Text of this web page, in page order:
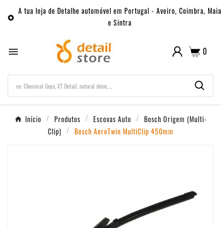

A tua loja de Detalhe automóvel em Portugal - Aveiro, Coimbra, Maia
e Sintra
 0
Início Produtos Escovas Auto
Bosch Origem (Multi-
Clip)
Bosch AeroTwin MultiClip 450mm